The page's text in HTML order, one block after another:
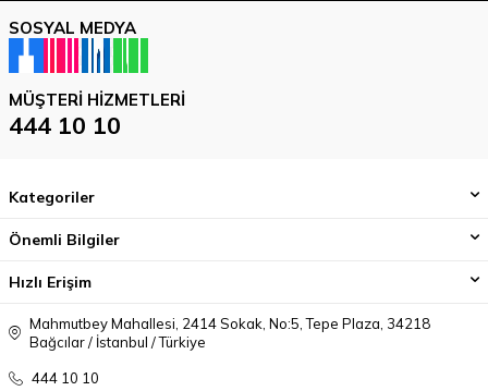
SOSYAL MEDYA
MÜŞTERI HIZMETLERI
444 10 10
Kategoriler
Önemli Bilgiler
Hızlı Erişim
Mahmutbey Mahallesi, 2414 Sokak, No:5, Tepe Plaza, 34218
Bağcılar / İstanbul / Türkiye
444 10 10